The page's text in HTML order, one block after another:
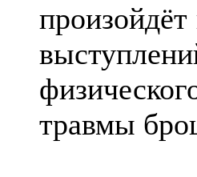
травмы